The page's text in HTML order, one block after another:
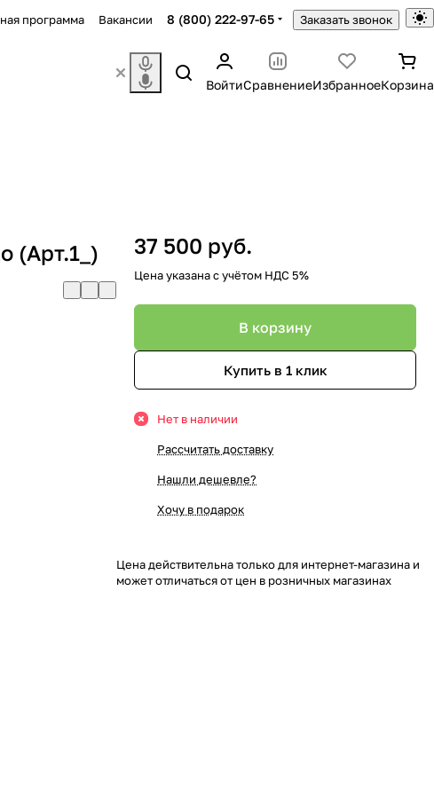
программа Вакансии 8 (800) 222-97-65 Заказать звонок
ВойтиСравнениеИзбранноеКорзина
(Арт.1_) 37 500 руб.
Цена указана с учётом НДС 5%
В корзину
Купить в 1 клик
Нет в наличии
Рассчитать доставку
Нашли дешевле?
Хочу в подарок
Цена действительна только для интернет-магазина и
может отличаться от цен в розничных магазинах